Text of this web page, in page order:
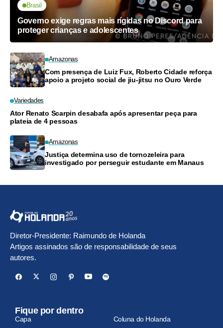
Brasil
Governo exige regras mais rígidas no Discord para
proteger crianças e adolescentes
Amazonas
Com presença de Luiz Fux, Roberto Cidade reforça
apoio a projeto social de jiu-jitsu no Ouro Verde
Variedades
Ator Renato Scarpin desabafa após apresentar peça para
plateia de 4 pessoas
Amazonas
Justiça determina uso de tornozeleira para
investigado por perseguir estudante em Manaus
Diretor-Presidente: Raimundo de Holanda
Artigos assinados são de responsabilidade de seus
autores.
Fique por dentro
Capa Coluna do Holanda